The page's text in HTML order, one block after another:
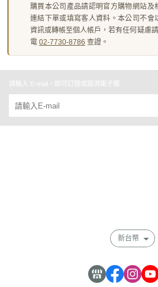
購買本公司產品請認明官方購物網站及
連結下單或填寫客人資料。本公司不會
資訊或轉帳至個人帳戶，若有任何疑慮
電 02-7730-8786 查證。
請輸入 E-mail，即可訂閱或取消電子報
新台幣